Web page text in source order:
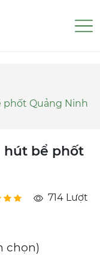
phốt Quảng Ninh
hút bể phốt
714 Lượt
chọn)